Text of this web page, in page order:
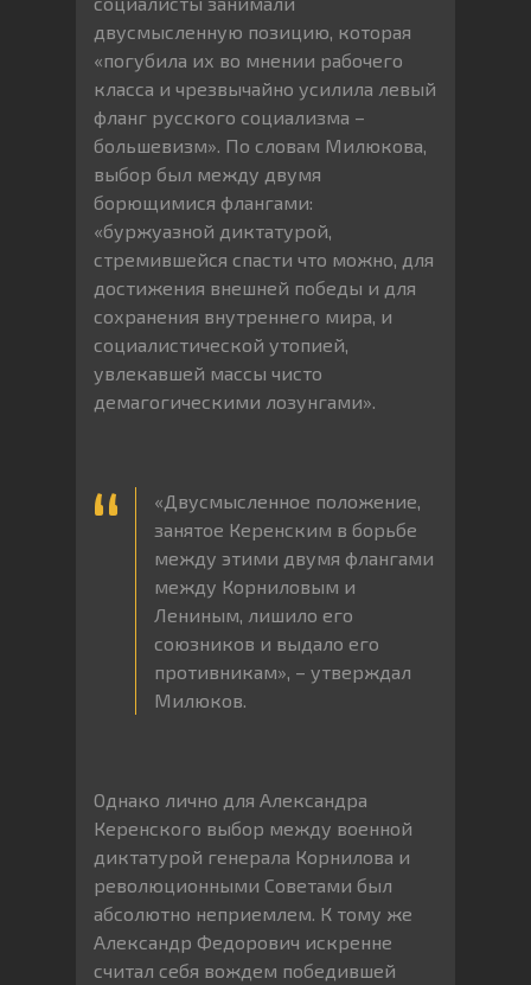
двусмысленную позицию, которая
«погубила их во мнении рабочего
класса и чрезвычайно усилила левый
фланг русского социализма –
большевизм». По словам Милюкова,
выбор был между двумя
борющимися флангами:
«буржуазной диктатурой,
стремившейся спасти что можно, для
достижения внешней победы и для
сохранения внутреннего мира, и
социалистической утопией,
увлекавшей массы чисто
демагогическими лозунгами».
«Двусмысленное положение,
занятое Керенским в борьбе
между этими двумя флангами
между Корниловым и
Лениным, лишило его
союзников и выдало его
противникам», – утверждал
Милюков.
Однако лично для Александра
Керенского выбор между военной
диктатурой генерала Корнилова и
революционными Советами был
абсолютно неприемлем. К тому же
Александр Федорович искренне
считал себя вождем победившей